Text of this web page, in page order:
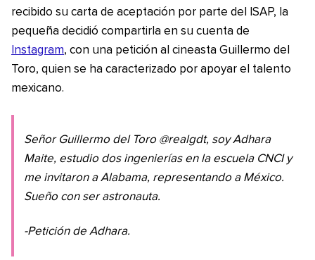
recibido su carta de aceptación por parte del ISAP, la
pequeña decidió compartirla en su cuenta de
Instagram, con una petición al cineasta Guillermo del
Toro, quien se ha caracterizado por apoyar el talento
mexicano.
Señor Guillermo del Toro @realgdt, soy Adhara
Maite, estudio dos ingenierías en la escuela CNCI y
me invitaron a Alabama, representando a México.
Sueño con ser astronauta.
-Petición de Adhara.